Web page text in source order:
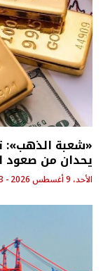
«شعبة الذهب»:
يحدان من صعود
الأحد، 9 أغسطس 2026 - 7:33 م